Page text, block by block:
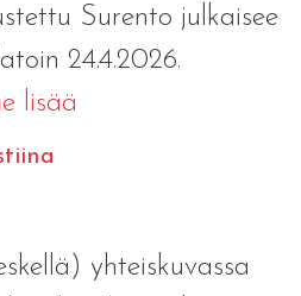
Surento julkaisee
24.4.2026.
lisää
yhteiskuvassa